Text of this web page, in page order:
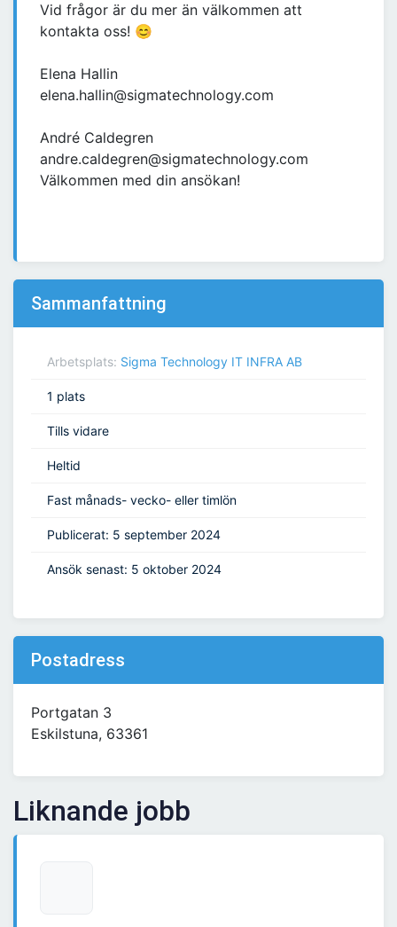
Vid frågor är du mer än välkommen att
kontakta oss! 😊
Elena Hallin
elena.hallin@sigmatechnology.com
André Caldegren
andre.caldegren@sigmatechnology.com
Välkommen med din ansökan!
Sammanfattning
Arbetsplats: Sigma Technology IT INFRA AB
1 plats
Tills vidare
Heltid
Fast månads- vecko- eller timlön
Publicerat: 5 september 2024
Ansök senast: 5 oktober 2024
Postadress
Portgatan 3
Eskilstuna, 63361
Liknande jobb